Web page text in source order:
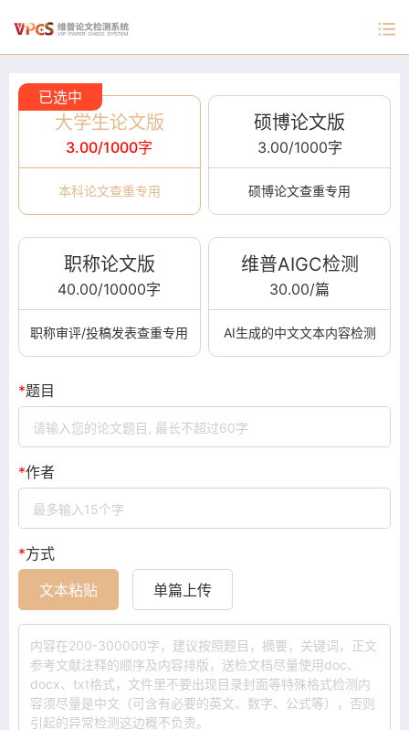
大学生论文版
3.00/1000字
本科论文查重专用
硕博论文版
3.00/1000字
硕博论文查重专用
职称论文版
40.00/10000字
职称审评/投稿发表查重专用
维普AIGC检测
30.00/篇
AI生成的中文文本内容检测
*题目
*作者
*方式
文本粘贴
单篇上传